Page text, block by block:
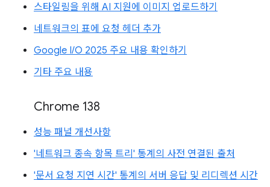
스타일링을 위해 AI 지원에 이미지 업로드하기
네트워크의 표에 요청 헤더 추가
Google I/O 2025 주요 내용 확인하기
기타 주요 내용
Chrome 138
성능 패널 개선사항
'네트워크 종속 항목 트리' 통계의 사전 연결된 출처
'문서 요청 지연 시간' 통계의 서버 응답 및 리디렉션 시간